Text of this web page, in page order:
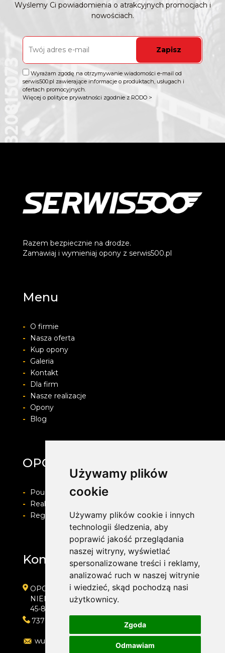
Używamy plików
cookie
Używamy plików cookie i innych
technologii śledzenia, aby
poprawić jakość przeglądania
naszej witryny, wyświetlać
spersonalizowane treści i reklamy,
analizować ruch w naszej witrynie
i wiedzieć, skąd pochodzą nasi
użytkownicy.
Zgoda
Odmawiam
Wyślemy Ci powiadomienia o atrakcyjnych promocjach i
nowościach.
Zapisz
Wyrażam zgodę na otrzymywanie wiadomości e-mail od
serwis500.pl zawierające informacje o produktach, usługach i
ofertach promocyjnych.
Więcej o polityce prywatności zgodnie z RODO >
Razem bezpiecznie na drodze.
Zamawiaj i wymieniaj opony z serwis500.pl
Menu
-
O firmie
-
Nasza oferta
-
Kup opony
-
Galeria
-
Kontakt
-
Dla firm
-
Nasze realizacje
-
Opony
-
Blog
OPONYFELGIALU.PL
-
Pouczenie o prawie do odstapienia od umowy
-
Realizacja zamówienia i formy płatności
-
Regulamin i Polityka prywatności
Kontakt
OPONYFELGIALU.PL
NIEMODLIŃSKA 75
45-864 OPOLE
737666737
wulkanizacja@oponyfelgialu.pl